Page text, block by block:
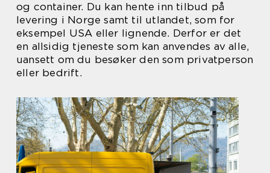
og container. Du kan hente inn tilbud på
levering i Norge samt til utlandet, som for
eksempel USA eller lignende. Derfor er det
en allsidig tjeneste som kan anvendes av alle,
uansett om du besøker den som privatperson
eller bedrift.